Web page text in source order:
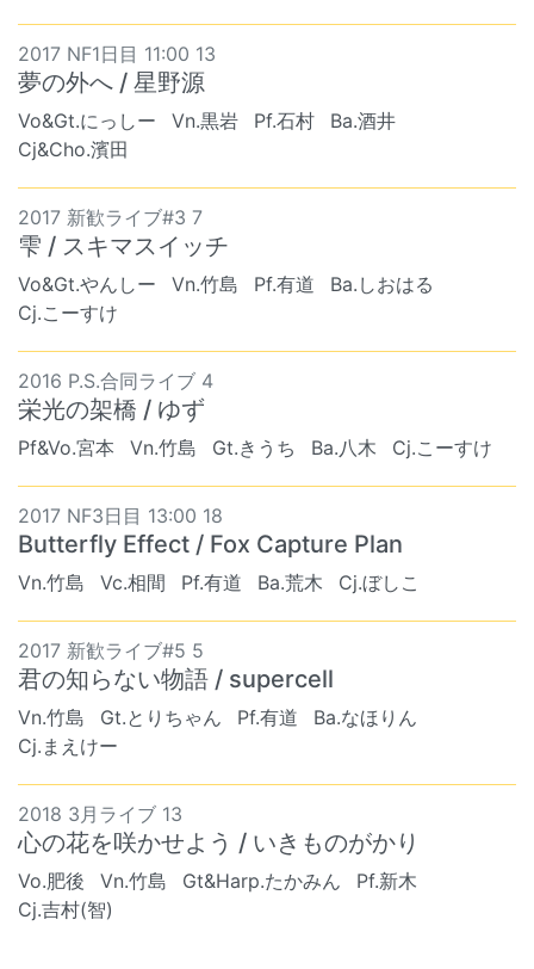
2017 NF1日目 11:00 13
夢の外へ / 星野源
Vo&Gt.にっしー Vn.黒岩 Pf.石村
Ba.酒井
Cj&Cho.濱田
2017 新歓ライブ#3 7
雫 / スキマスイッチ
Vo&Gt.やんしー Vn.竹島 Pf.有道
Ba.しおはる
Cj.こーすけ
2016 P.S.合同ライブ 4
栄光の架橋 / ゆず
Pf&Vo.宮本 Vn.竹島 Gt.きうち Ba.八木 Cj.こーすけ
2017 NF3日目 13:00 18
Butterfly Effect / Fox Capture Plan
Vn.竹島 Vc.相間 Pf.有道 Ba.荒木 Cj.ぼしこ
2017 新歓ライブ#5 5
君の知らない物語 / supercell
Vn.竹島 Gt.とりちゃん Pf.有道
Ba.なほりん
Cj.まえけー
2018 3月ライブ 13
心の花を咲かせよう / いきものがかり
Vo.肥後 Vn.竹島 Gt&Harp.たかみん
Pf.新木
Cj.吉村(智)